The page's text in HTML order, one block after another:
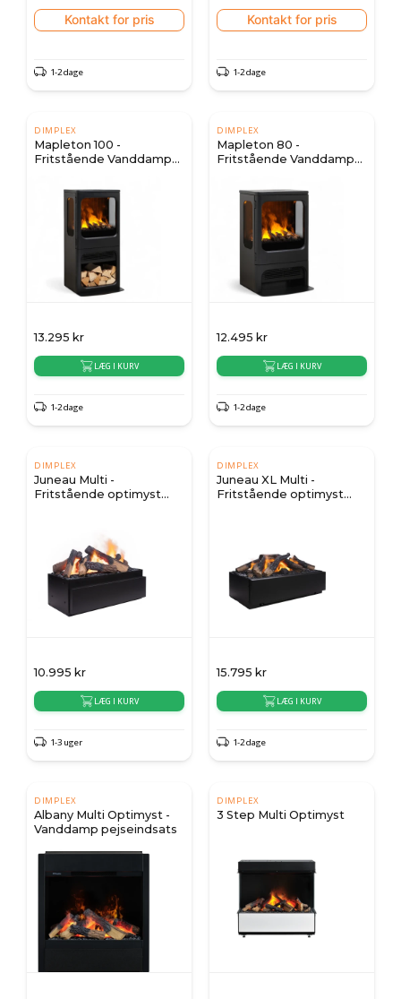
Kontakt for pris
1-2 dage
Kontakt for pris
1-2 dage
DIMPLEX
Mapleton 100 -
Fritstående Vanddamp
13.295 kr
LÆG I KURV
1-2 dage
DIMPLEX
Mapleton 80 -
Fritstående Vanddamp
12.495 kr
LÆG I KURV
1-2 dage
DIMPLEX
Juneau Multi -
Fritstående optimyst
10.995 kr
LÆG I KURV
1-3 uger
DIMPLEX
Juneau XL Multi -
Fritstående optimyst
15.795 kr
LÆG I KURV
1-2 dage
DIMPLEX
Albany Multi Optimyst -
Vanddamp pejseindsats
DIMPLEX
3 Step Multi Optimyst